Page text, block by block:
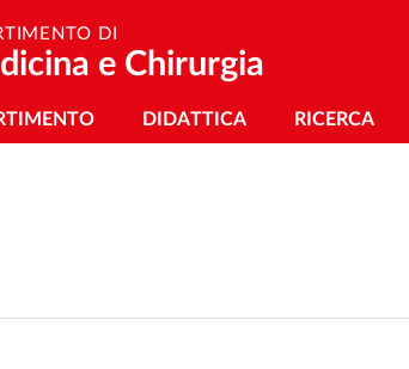
DI
e Chirurgia
principale
DIDATTICA RICERCA